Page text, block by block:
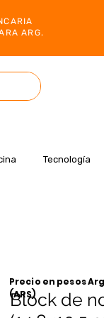
ARG.
Tecnología
Block de
Precio en pesos
(ARS)